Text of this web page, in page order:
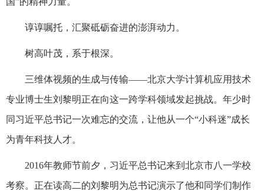
谆谆嘱托，汇聚砥砺奋进的澎湃动力。
树高叶茂，系于根深。
三维体视频的生成与传输——北京大学计算机应用技术
专业博士生刘黎明正在向这一跨学科领域发起挑战。年少时
同习近平总书记一次难忘的交流，让他从一个“小科迷”成长
为青年科技人才。
2016年教师节前夕，习近平总书记来到北京市八一学校
考察。正在读高二的刘黎明为总书记演示了他和同学们制作